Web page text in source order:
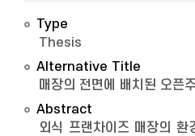
Type
Thesis
Alternative Title
매장의 전면에 배치된 오픈
Abstract
외식 프랜차이즈 매장의 환